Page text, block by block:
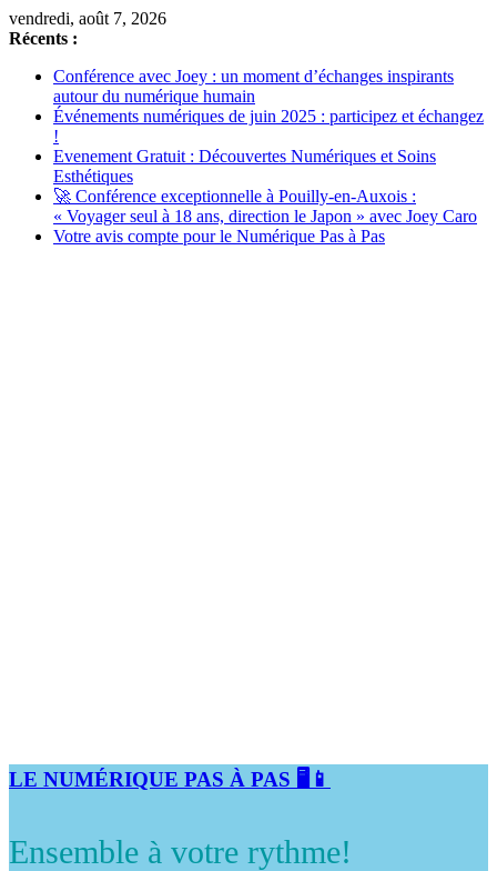
Passer
au
vendredi, août 7, 2026
Récents :
Conférence avec Joey : un moment d’échanges inspirants
autour du numérique humain
Événements numériques de juin 2025 : participez et échangez
!
Evenement Gratuit : Découvertes Numériques et Soins
Esthétiques
🚀 Conférence exceptionnelle à Pouilly-en-Auxois :
« Voyager seul à 18 ans, direction le Japon » avec Joey Caro
Votre avis compte pour le Numérique Pas à Pas
LE NUMÉRIQUE PAS À PAS 🖥️📱
Ensemble à votre rythme!